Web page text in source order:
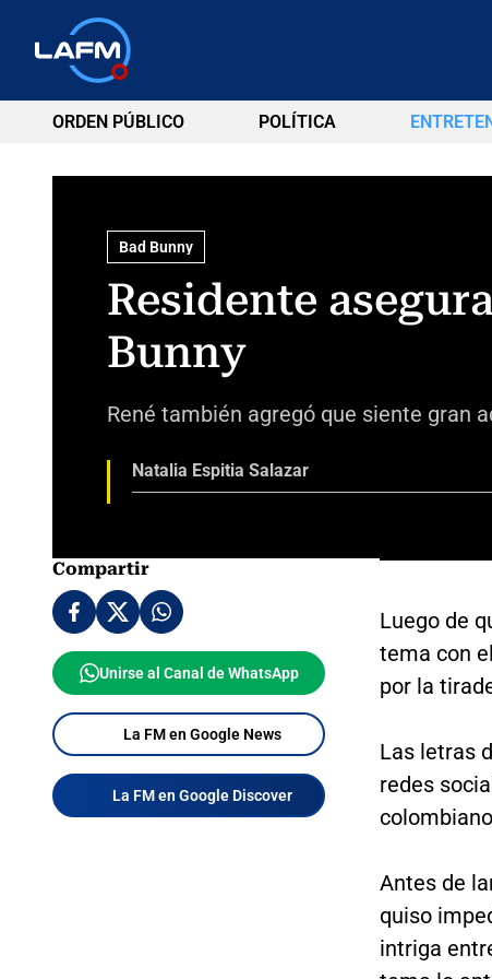
ORDEN PÚBLICO POLÍTICA
Bad Bunny
Residente
Bunny
René también agregó que siente gran
Natalia Espitia Salazar
Compartir
Unirse al Canal de WhatsApp
La FM en Google News
La FM en Google Discover
Luego de
tema con
por la
Las letras
redes
Antes de
quiso
intriga